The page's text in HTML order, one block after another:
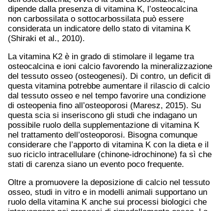
dipende dalla presenza di vitamina K, l’osteocalcina
non carbossilata o sottocarbossilata può essere
considerata un indicatore dello stato di vitamina K
(Shiraki et al., 2010).
La vitamina K2 è in grado di stimolare il legame tra
osteocalcina e ioni calcio favorendo la mineralizzazione
del tessuto osseo (osteogenesi). Di contro, un deficit di
questa vitamina potrebbe aumentare il rilascio di calcio
dal tessuto osseo e nel tempo favorire una condizione
di osteopenia fino all’osteoporosi (Maresz, 2015). Su
questa scia si inseriscono gli studi che indagano un
possibile ruolo della supplementazione di vitamina K
nel trattamento dell’osteoporosi. Bisogna comunque
considerare che l’apporto di vitamina K con la dieta e il
suo riciclo intracellulare (chinone-idrochinone) fa sì che
stati di carenza siano un evento poco frequente.
Oltre a promuovere la deposizione di calcio nel tessuto
osseo, studi in vitro e in modelli animali supportano un
ruolo della vitamina K anche sui processi biologici che